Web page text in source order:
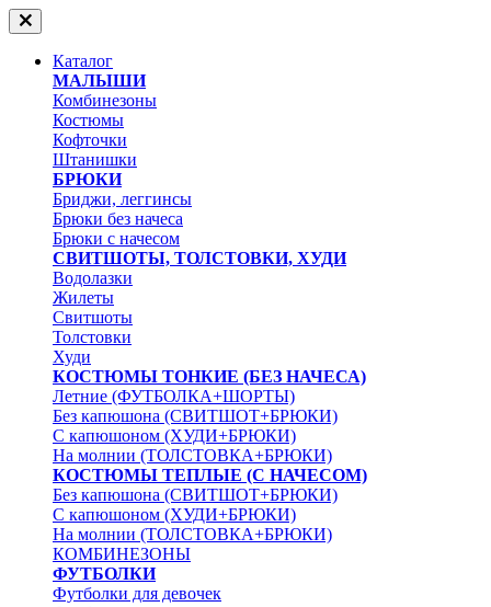
Каталог
МАЛЫШИ
Комбинезоны
Костюмы
Кофточки
Штанишки
БРЮКИ
Бриджи, леггинсы
Брюки без начеса
Брюки с начесом
СВИТШОТЫ, ТОЛСТОВКИ, ХУДИ
Водолазки
Жилеты
Свитшоты
Толстовки
Худи
КОСТЮМЫ ТОНКИЕ (БЕЗ НАЧЕСА)
Летние (ФУТБОЛКА+ШОРТЫ)
Без капюшона (СВИТШОТ+БРЮКИ)
С капюшоном (ХУДИ+БРЮКИ)
На молнии (ТОЛСТОВКА+БРЮКИ)
КОСТЮМЫ ТЕПЛЫЕ (С НАЧЕСОМ)
Без капюшона (СВИТШОТ+БРЮКИ)
С капюшоном (ХУДИ+БРЮКИ)
На молнии (ТОЛСТОВКА+БРЮКИ)
КОМБИНЕЗОНЫ
ФУТБОЛКИ
Футболки для девочек